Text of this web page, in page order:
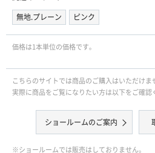
無地.プレーン
ピンク
価格は1本単位の価格です｡
こちらのサイトでは商品のご購入はいただけま
実際に商品をご覧になりたい方は以下をご確認
ショールームのご案内
※ショールームでは販売はしておりません。